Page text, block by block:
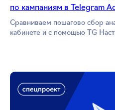
по кампаниям в Telegram
Сравниваем пошагово сбор
кабинете и с помощью TG